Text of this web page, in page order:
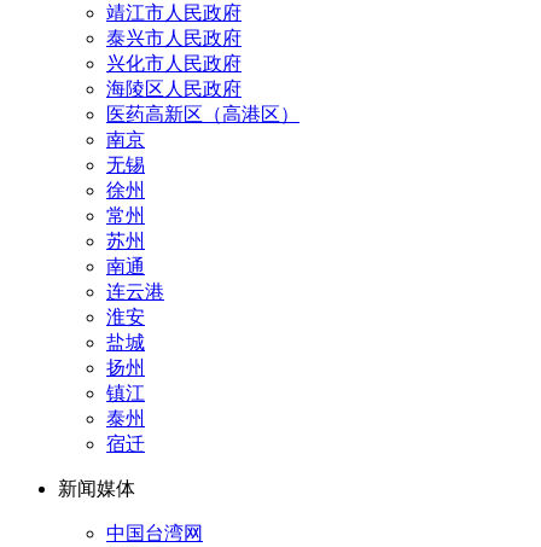
靖江市人民政府
泰兴市人民政府
兴化市人民政府
海陵区人民政府
医药高新区（高港区）
南京
无锡
徐州
常州
苏州
南通
连云港
淮安
盐城
扬州
镇江
泰州
宿迁
新闻媒体
中国台湾网